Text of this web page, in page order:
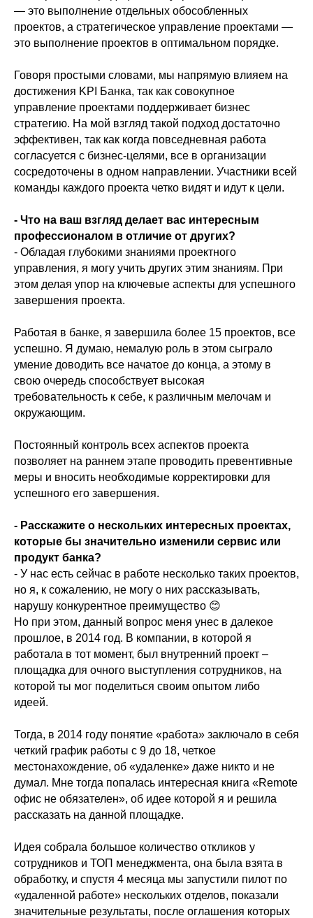
— это выполнение отдельных обособленных
проектов, а стратегическое управление проектами —
это выполнение проектов в оптимальном порядке.
Говоря простыми словами, мы напрямую влияем на
достижения KPI Банка, так как совокупное
управление проектами поддерживает бизнес
стратегию. На мой взгляд такой подход достаточно
эффективен, так как когда повседневная работа
согласуется с бизнес-целями, все в организации
сосредоточены в одном направлении. Участники всей
команды каждого проекта четко видят и идут к цели.
- Что на ваш взгляд делает вас интересным
профессионалом в отличие от других?
- Обладая глубокими знаниями проектного
управления, я могу учить других этим знаниям. При
этом делая упор на ключевые аспекты для успешного
завершения проекта.
Работая в банке, я завершила более 15 проектов, все
успешно. Я думаю, немалую роль в этом сыграло
умение доводить все начатое до конца, а этому в
свою очередь способствует высокая
требовательность к себе, к различным мелочам и
окружающим.
Постоянный контроль всех аспектов проекта
позволяет на раннем этапе проводить превентивные
меры и вносить необходимые корректировки для
успешного его завершения.
- Расскажите о нескольких интересных проектах,
которые бы значительно изменили сервис или
продукт банка?
- У нас есть сейчас в работе несколько таких проектов,
но я, к сожалению, не могу о них рассказывать,
нарушу конкурентное преимущество 😊
Но при этом, данный вопрос меня унес в далекое
прошлое, в 2014 год. В компании, в которой я
работала в тот момент, был внутренний проект –
площадка для очного выступления сотрудников, на
которой ты мог поделиться своим опытом либо
идеей.
Тогда, в 2014 году понятие «работа» заключало в себя
четкий график работы с 9 до 18, четкое
местонахождение, об «удаленке» даже никто и не
думал. Мне тогда попалась интересная книга «Remote
офис не обязателен», об идее которой я и решила
рассказать на данной площадке.
Идея собрала большое количество откликов у
сотрудников и ТОП менеджмента, она была взята в
обработку, и спустя 4 месяца мы запустили пилот по
«удаленной работе» нескольких отделов, показали
значительные результаты, после оглашения которых
Казахстан, г. Алматы,
ул. Жарокова 230/76
Политика конфиденциальности
Договор-оферта на обучение
Договор-оферта на менторство